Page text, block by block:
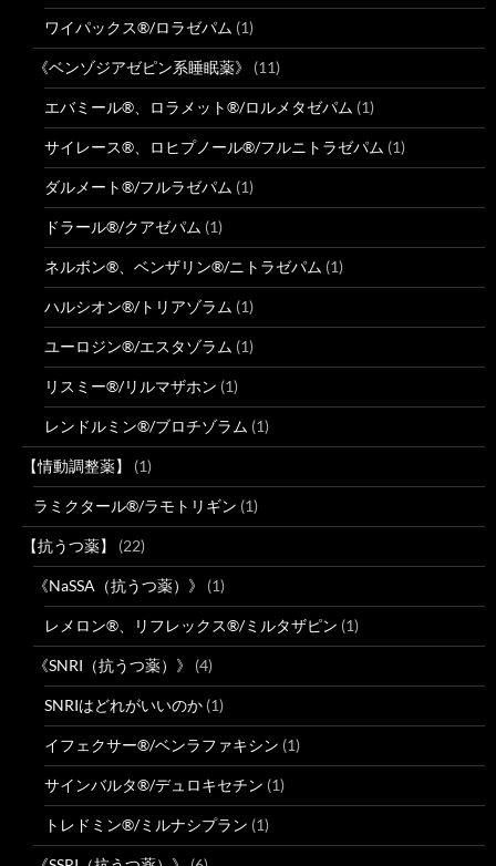
ワイパックス®/ロラゼパム (1)
《ベンゾジアゼピン系睡眠薬》 (11)
エバミール®、ロラメット®/ロルメタゼパム (1)
サイレース®、ロヒプノール®/フルニトラゼパム (1)
ダルメート®/フルラゼパム (1)
ドラール®/クアゼパム (1)
ネルボン®、ベンザリン®/ニトラゼパム (1)
ハルシオン®/トリアゾラム (1)
ユーロジン®/エスタゾラム (1)
リスミー®/リルマザホン (1)
レンドルミン®/ブロチゾラム (1)
【情動調整薬】 (1)
ラミクタール®/ラモトリギン (1)
【抗うつ薬】 (22)
《NaSSA（抗うつ薬）》 (1)
レメロン®、リフレックス®/ミルタザピン (1)
《SNRI（抗うつ薬）》 (4)
SNRIはどれがいいのか (1)
イフェクサー®/ベンラファキシン (1)
サインバルタ®/デュロキセチン (1)
トレドミン®/ミルナシプラン (1)